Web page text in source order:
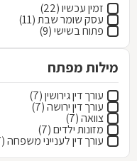
זמין עכשיו (22)
עסק שומר שבת (11)
פתוח בשישי (9)
מילות מפתח
עורך דין גירושין (7)
עורך דין ירושה (7)
צוואה (7)
מזונות ילדים (7)
עורך דין לענייני משפחה (7)